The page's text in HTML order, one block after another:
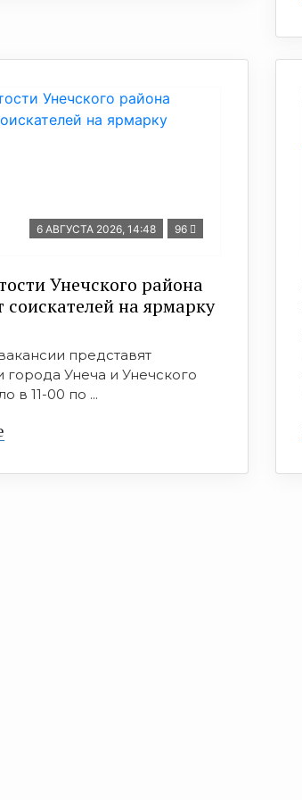
6 АВГУСТА 2026, 14:48 96
Унечского района
соискателей на ярмарку
представят
города Унеча и Унечского
в 11-00 по ...